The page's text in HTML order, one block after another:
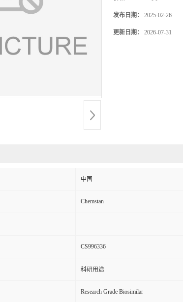
发布日期： 2025-02-26
更新日期： 2026-07-31
中国
Chemstan
CS996336
科研用途
Research Grade Biosimilar